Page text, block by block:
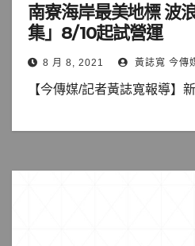
南寮海岸最美地標 波
集」8/10起試營運
8 月 8, 2021 黃誌寬 今傳
【今傳媒/記者黃誌寬報導】